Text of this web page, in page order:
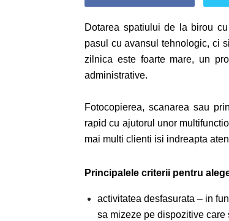
Dotarea spatiului de la birou
pasul cu avansul tehnologic, ci
zilnica este foarte mare, un
administrative.
Fotocopierea, scanarea sau
rapid cu ajutorul unor
mai multi clienti isi indreapta
Principalele criterii pentru
activitatea desfasurata – in
sa mizeze pe dispozitive care